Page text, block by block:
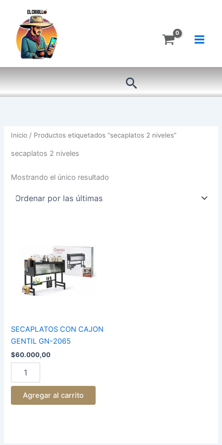
contenido
Buscar
Inicio / Productos etiquetados “secaplatos 2 niveles”
secaplatos 2 niveles
Mostrando el único resultado
SECAPLATOS CON CAJON
GENTIL GN-2065
$60.000,00
GENTIL
2065
cantidad
Agregar al carrito